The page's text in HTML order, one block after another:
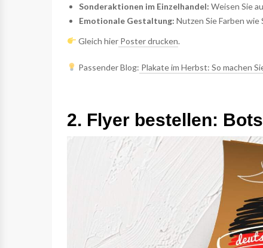
Sonderaktionen im Einzelhandel: Weisen Sie
Emotionale Gestaltung: Nutzen Sie Farben
Gleich hier Poster drucken.
Passender Blog: Plakate im Herbst: So machen
2. Flyer bestellen: